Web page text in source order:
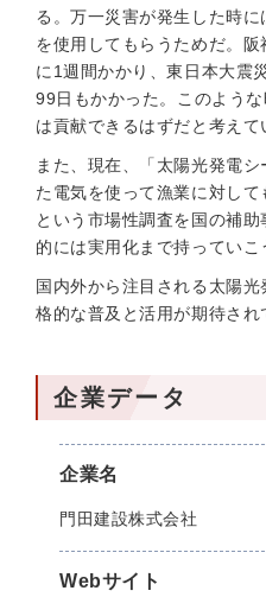
る。万一災害が発生した時
を使用してもらうためだ。
に1週間かかり、東日本大震
99日もかかった。このよう
は貢献できるはずだと考えて
また、現在、「太陽光発電
た電気を使って漁業に対して
という市場性調査を国の補
的には実用化まで持っていこ
国内外から注目される太陽
格的な普及と活用が期待され
企業データ
企業名
門田建設株式会社
Webサイト